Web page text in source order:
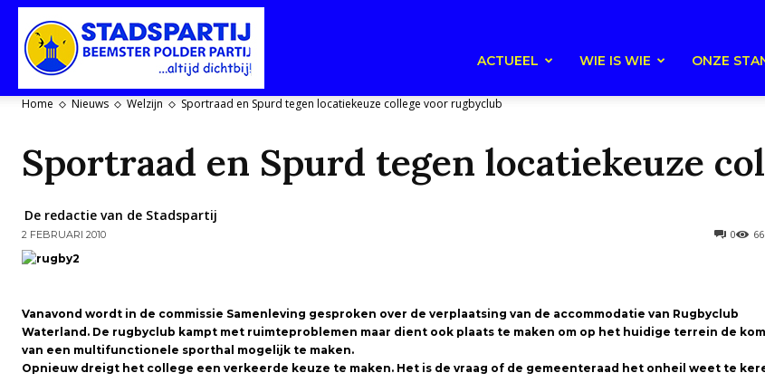
Polderpartij
ACTUEEL WIE IS WIE ONZE
Home Nieuws Welzijn Sportraad en Spurd tegen locatiekeuze college voor rugbyclub
Sportraad en Spurd tegen locatiekeuze
De redactie van de Stadspartij
2 FEBRUARI 2010 0
Vanavond wordt in de commissie Samenleving gesproken over de verplaatsing van de accommodatie van Rugbyclub
Waterland. De rugbyclub kampt met ruimteproblemen maar dient ook plaats te maken om op het huidige terrein de
van een multifunctionele sporthal mogelijk te maken.
Opnieuw dreigt het college een verkeerde keuze te maken. Het is de vraag of de gemeenteraad het onheil weet te